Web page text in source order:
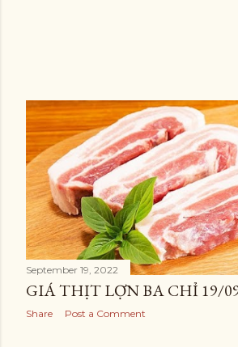
September 19, 2022
GIÁ THỊT LỢN BA CHỈ 19/
Share Post a Comment